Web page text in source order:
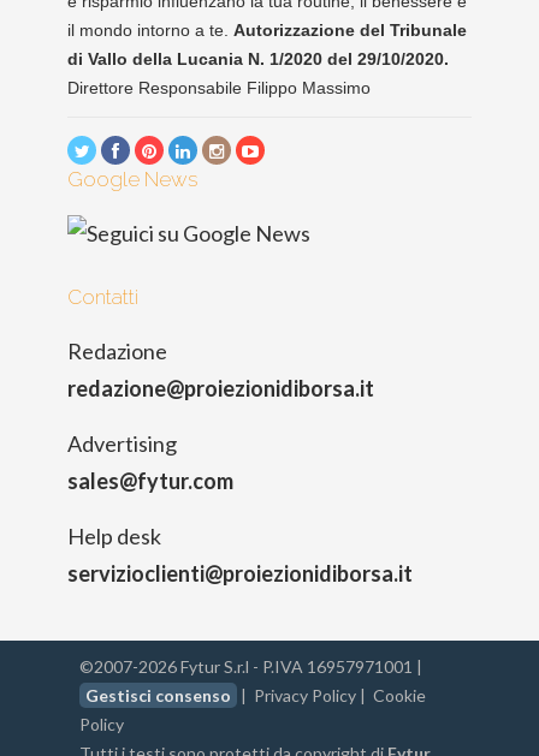
il mondo intorno a te. Autorizzazione del Tribunale
di Vallo della Lucania N. 1/2020 del 29/10/2020.
Direttore Responsabile Filippo Massimo
Google News
Contatti
Redazione
redazione@proiezionidiborsa.it
Advertising
sales@fytur.com
Help desk
servizioclienti@proiezionidiborsa.it
©2007-2026 Fytur S.r.l - P.IVA 16957971001 |
Gestisci consenso | Privacy Policy | Cookie
Policy